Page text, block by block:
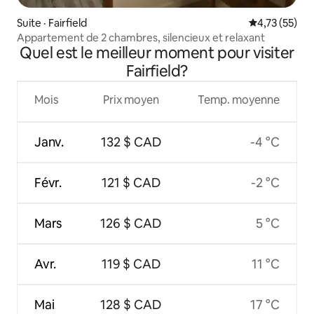
Suite · Fairfield Note
4,73 (55)
Appartement de 2 chambres, silencieux et relaxant
Quel est le meilleur moment pour visiter
Fairfield?
Mois
Janv.
Févr.
Mars
Avr.
Mai
Prix moyen
132 $ CAD
121 $ CAD
126 $ CAD
119 $ CAD
128 $ CAD
Temp. moyenne
-4 °C
-2 °C
5 °C
11 °C
17 °C